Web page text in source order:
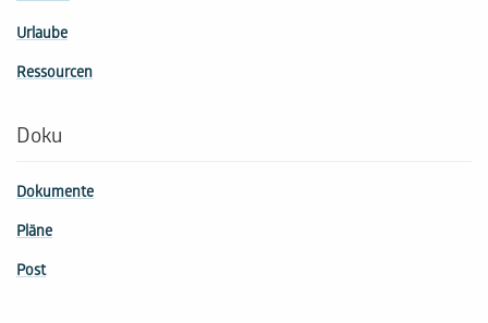
Urlaube
Ressourcen
Doku
Dokumente
Pläne
Post